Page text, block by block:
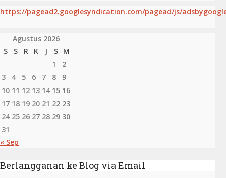
https://pagead2.googlesyndication.com/pagead/js/
Agustus 2026
S
S R K J S M
1
2
3
4 5 6 7 8
9
10 11 12 13 14 15 16
17 18 19 20 21 22 23
24 25 26 27 28 29 30
31
« Sep
Berlangganan ke Blog via Email